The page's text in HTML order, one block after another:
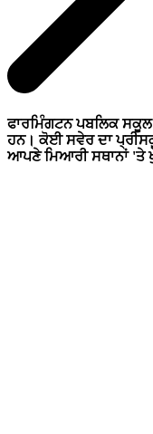
ਫਾਰਮਿੰਗਟਨ ਪਬਲਿਕ
ਹਨ। ਕੋਈ ਸਵੇਰ ਦਾ
ਆਪਣੇ ਮਿਆਰੀ ਸਥਾਨਾਂ 'ਤੇ